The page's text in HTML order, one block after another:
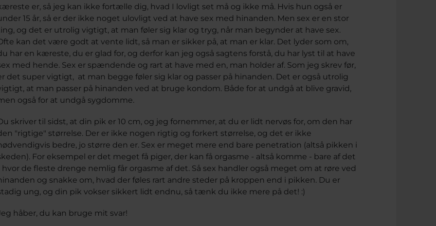
er, så jeg kan ikke fortælle dig, hvad I lovligt set må og ikke må. Hvis hun også er
15 år, så er der ikke noget ulovligt ved at have sex med hinanden. Men sex er en stor
og det er utrolig vigtigt, at man føler sig klar og tryg, når man begynder at have sex.
kan det være godt at vente lidt, så man er sikker på, at man er klar. Det lyder som om,
har en kæreste, du er glad for, og derfor kan jeg også sagtens forstå, du har lyst til at have
med hende. Sex er spændende og rart at have med en, man holder af. Som jeg skrev før,
det super vigtigt, at man begge føler sig klar og passer på hinanden. Det er også utrolig
at man passer på hinanden ved at bruge kondom. Både for at undgå at blive gravid,
også for at undgå sygdomme.
skriver til sidst, at din pik er 10 cm, og jeg fornemmer, at du er lidt nervøs for, om den har
"rigtige" størrelse. Der er ikke nogen rigtig og forkert størrelse, og det er ikke
bedre, jo større den er. Sex er meget mere end bare penetration (altså pikken i
For eksempel er det meget få piger, der kan få orgasme - altså komme - bare af det
hvor de fleste drenge nemlig får orgasme af det. Så sex handler også meget om at røre ved
og snakke om, hvad der føles rart andre steder på kroppen end i pikken. Du er
ung, og din pik vokser sikkert lidt endnu, så tænk du ikke mere på det! :)
håber, du kan bruge mit svar!